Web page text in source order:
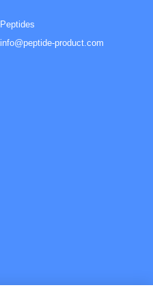
Peptides
info@peptide-product.com